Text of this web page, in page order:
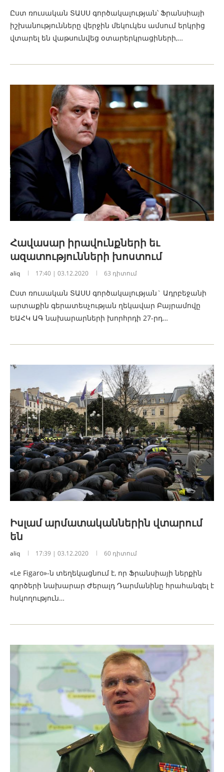
Ըստ ռուսական ՏԱՍՍ գործակալության՝ Ֆրանսիայի
իշխանությունները վերջին մեկուկես ամսում երկրից
վտարել են վաթսունվեց օտարերկրացիների,…
Հավասար իրավունքների եւ
ազատությունների խոստում
aliq 17:40 | 03.12.2020 63 դիտում
Ըստ ռուսական ՏԱՍՍ գործակալության` Ադրբեջանի
արտաքին գերատեսչության ղեկավար Բայրամովը
ԵԱՀԿ ԱԳ նախարարների խորհրդի 27-րդ…
Իսլամ արմատականներին վտարում
են
aliq 17:39 | 03.12.2020 60 դիտում
«Le Figaro»-ն տեղեկացնում է, որ Ֆրանսիայի ներքին
գործերի նախարար Ժերալդ Դարմանինը հրահանգել է
հսկողություն…